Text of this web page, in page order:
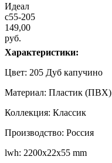
Идеал
c55-205
149,00
руб.
Характеристики:
Цвет: 205 Дуб капучино
Материал: Пластик (ПВХ)
Коллекция: Классик
Производство: Россия
lwh: 2200x22x55 mm